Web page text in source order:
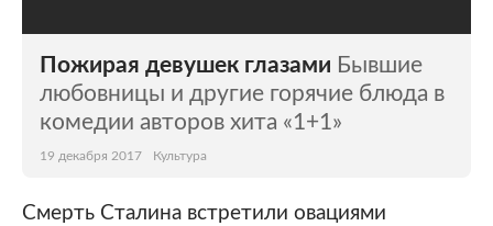
Пожирая девушек глазами Бывшие
любовницы и другие горячие блюда в
комедии авторов хита «1+1»
19 декабря 2017 Культура
Смерть Сталина встретили овациями